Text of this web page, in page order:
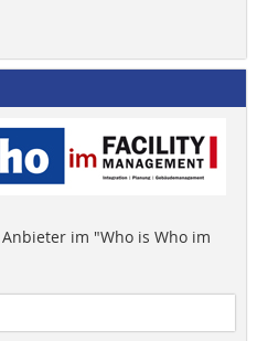
im "Who is Who im